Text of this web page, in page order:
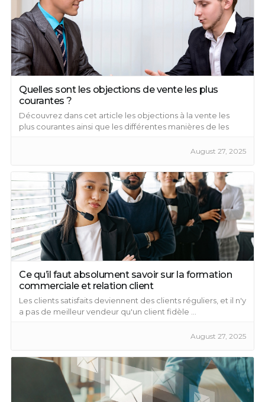
Quelles sont les objections de vente les plus
courantes ?
Découvrez dans cet article les objections à la vente les
plus courantes ainsi que les différentes manières de les
August 27, 2025
Ce qu’il faut absolument savoir sur la formation
commerciale et relation client
Les clients satisfaits deviennent des clients réguliers, et il n'y
a pas de meilleur vendeur qu'un client fidèle ...
August 27, 2025